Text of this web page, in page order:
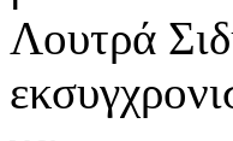
Λουτρά